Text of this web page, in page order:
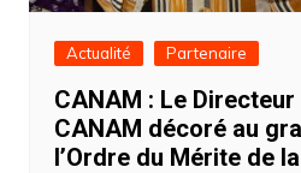
Actualité Partenaire
CANAM : Le
CANAM décoré au
l’Ordre du Mérite de